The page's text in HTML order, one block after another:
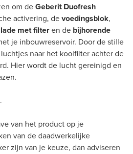
om deGeberit Duofresh
activering, devoedingsblok,
met filteren de bijhorende
je inbouwreservoir. Door de stille
naar het koolfilter achter de
Hier wordt de lucht gereinigd en
van het product op je
van de daadwerkelijke
zijn van je keuze, dan adviseren